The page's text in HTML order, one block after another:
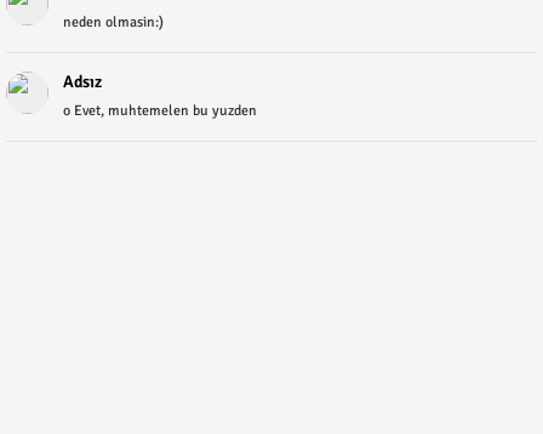
neden olmasin:)
Adsız
o Evet, muhtemelen bu yuzden